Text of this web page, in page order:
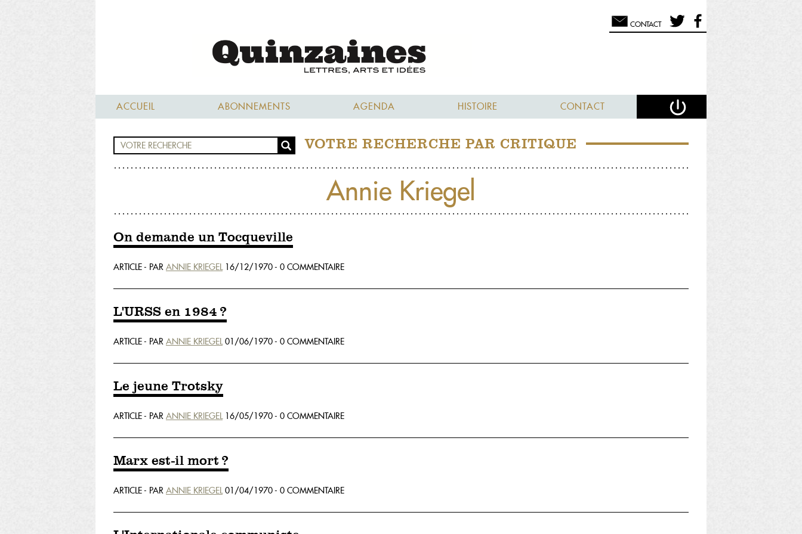
CONTACT
ACCUEIL ABONNEMENTS AGENDA HISTOIRE CONTACT
VOTRE RECHERCHE PAR CRITIQUE
Annie Kriegel
On demande un Tocqueville
ARTICLE - PAR ANNIE KRIEGEL16/12/1970 - 0 COMMENTAIRE
L'URSS en 1984 ?
ARTICLE - PAR ANNIE KRIEGEL01/06/1970 - 0 COMMENTAIRE
Le jeune Trotsky
ARTICLE - PAR ANNIE KRIEGEL16/05/1970 - 0 COMMENTAIRE
Marx est-il mort ?
ARTICLE - PAR ANNIE KRIEGEL01/04/1970 - 0 COMMENTAIRE